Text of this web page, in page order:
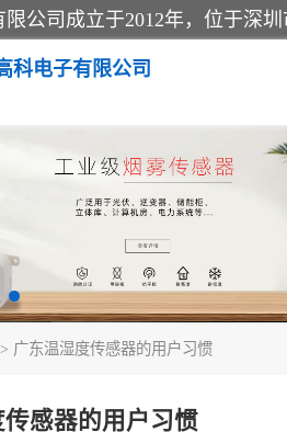
科电子有限公司
> 广东温湿度传感器的用户习惯
感器的用户习惯